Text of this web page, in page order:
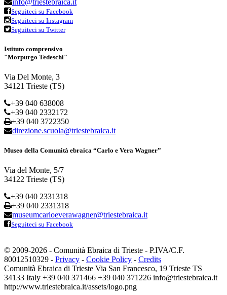
Seguiteci su Facebook
Seguiteci su Instagram
Seguiteci su Twitter
Istituto comprensivo
"Morpurgo Tedeschi"
Via Del Monte, 3
34121 Trieste (TS)
+39 040 638008
+39 040 2332172
+39 040 3722350
direzione.scuola@triestebraica.it
Museo della Comunità ebraica “Carlo e Vera Wagner”
Via del Monte, 5/7
34122 Trieste (TS)
+39 040 2331318
+39 040 2331318
museumcarloeverawagner@triestebraica.it
Seguiteci su Facebook
© 2009-2026 - Comunità Ebraica di Trieste - P.IVA/C.F.
80012510329 - Privacy - Cookie Policy - Credits
Comunità Ebraica di Trieste Via San Francesco, 19 Trieste TS
34133 Italy +39 040 371466 +39 040 371226 info@triestebraica.it
http://www.triestebraica.it/assets/logo.png